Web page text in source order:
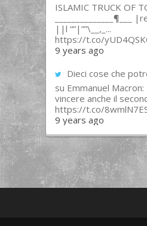
ISLAMIC TRUCK OF
______________¶___
||l “”|””\__,_...
https://t.co/
9 years ago
Dieci cose che
su Emmanuel
vincere anche il
https://t.co/
9 years ago